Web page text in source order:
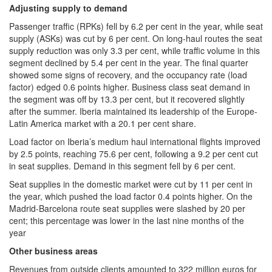
Adjusting supply to demand
Passenger traffic (RPKs) fell by 6.2 per cent in the year, while seat
supply (ASKs) was cut by 6 per cent. On long-haul routes the seat
supply reduction was only 3.3 per cent, while traffic volume in this
segment declined by 5.4 per cent in the year. The final quarter
showed some signs of recovery, and the occupancy rate (load
factor) edged 0.6 points higher. Business class seat demand in
the segment was off by 13.3 per cent, but it recovered slightly
after the summer. Iberia maintained its leadership of the Europe-
Latin America market with a 20.1 per cent share.
Load factor on Iberia’s medium haul international flights improved
by 2.5 points, reaching 75.6 per cent, following a 9.2 per cent cut
in seat supplies. Demand in this segment fell by 6 per cent.
Seat supplies in the domestic market were cut by 11 per cent in
the year, which pushed the load factor 0.4 points higher. On the
Madrid-Barcelona route seat supplies were slashed by 20 per
cent; this percentage was lower in the last nine months of the
year
Other business areas
Revenues from outside clients amounted to 322 million euros for